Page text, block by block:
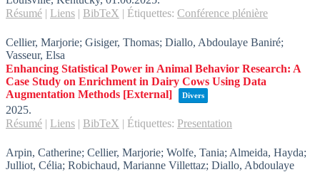
Résumé | Liens | BibTeX | Étiquettes: Conférence plénière
Cellier, Marjorie; Gisiger, Thomas; Diallo, Abdoulaye Baniré;
Vasseur, Elsa
Enhancing Statistical Power in Animal Behavior Research: A
Case Study on Enrichment in Dairy Cows Using Data
Augmentation Methods [External] Divers
2025.
Résumé | Liens | BibTeX | Étiquettes: Presentation
Arpin, Catherine; Cellier, Marjorie; Wolfe, Tania; Almeida, Hayda;
Julliot, Célia; Robichaud, Marianne Villettaz; Diallo, Abdoulaye